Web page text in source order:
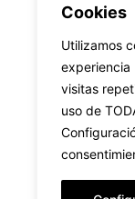
Cookies
Utilizamos
experiencia
visitas
uso de